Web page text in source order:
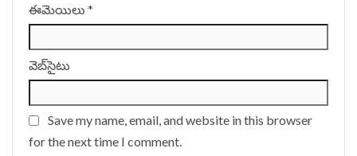
ఈమెయిలు *
వెబ్‌సైటు
Save my name, email, and website in this browser
for the next time I comment.